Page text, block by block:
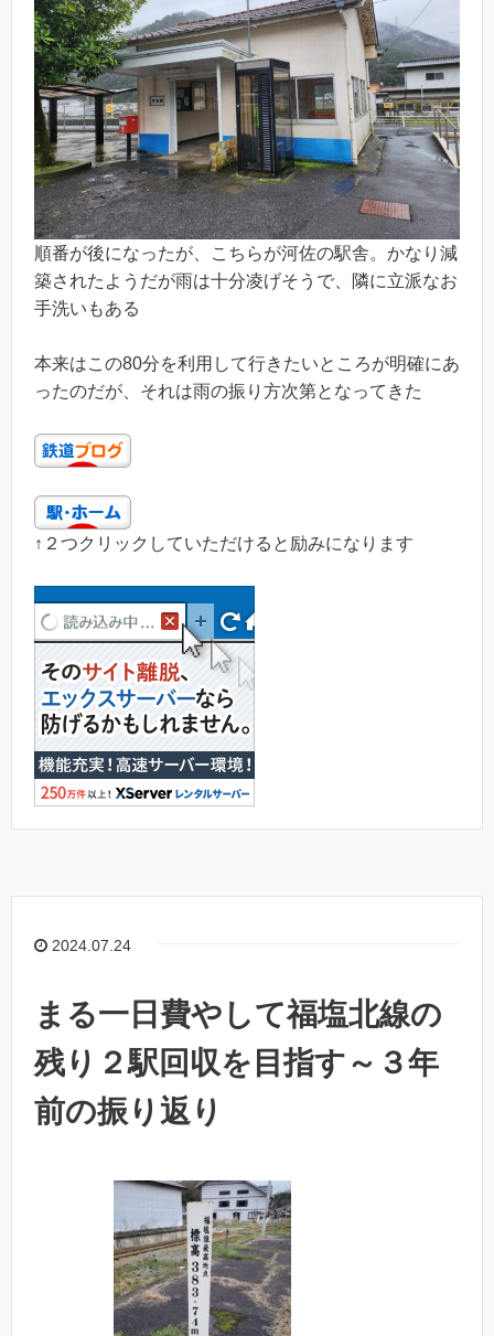
順番が後になったが、こちらが河佐の駅舎。かなり減
築されたようだが雨は十分凌げそうで、隣に立派なお
手洗いもある
本来はこの80分を利用して行きたいところが明確にあ
ったのだが、それは雨の振り方次第となってきた
↑２つクリックしていただけると励みになります
2024.07.24
まる一日費やして福塩北線の
残り２駅回収を目指す～３年
前の振り返り